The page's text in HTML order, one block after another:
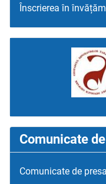
Înscrierea în
Comunicate
Comunicate de presa